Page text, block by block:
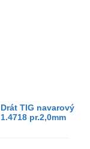
Drát TIG navarový
1.4718 pr.2,0mm